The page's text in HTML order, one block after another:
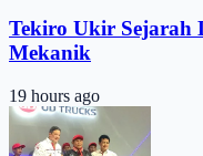
Tekiro Ukir Sejarah
Mekanik
19 hours ago